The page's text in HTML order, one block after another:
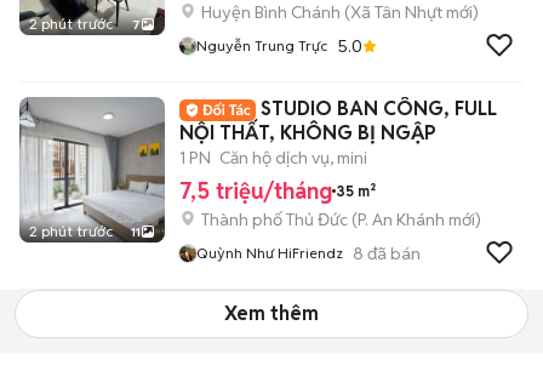
2 phút trước 7
Huyện Bình Chánh (Xã Tân Nhựt mới)
Nguyễn Trung Trực 5.0
2 phút trước 11
STUDIO BAN CÔNG, FULL
NỘI THẤT, KHÔNG BỊ NGẬP
1 PN Căn hộ dịch vụ, mini
7,5 triệu/tháng 35 m²
Thành phố Thủ Đức (P. An Khánh mới)
Quỳnh Như HiFriendz 8 đã bán
Xem thêm